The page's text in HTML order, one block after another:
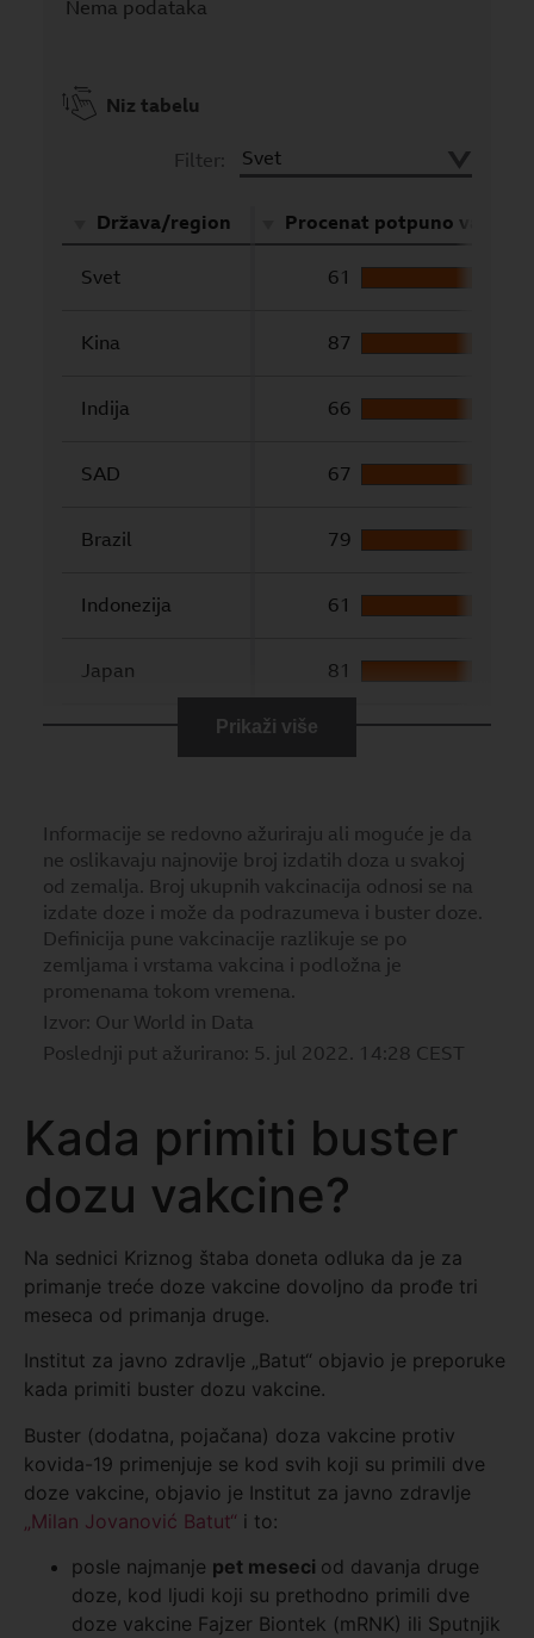
Kada primiti buster
dozu vakcine?
Na sednici Kriznog štaba doneta odluka da je za
primanje treće doze vakcine dovoljno da prođe tri
meseca od primanja druge.
Institut za javno zdravlje „Batut“ objavio je preporuke
kada primiti buster dozu vakcine.
Buster (dodatna, pojačana) doza vakcine protiv
kovida-19 primenjuje se kod svih koji su primili dve
doze vakcine, objavio je Institut za javno zdravlje
„Milan Jovanović Batut“ i to:
posle najmanje pet meseci od davanja druge
doze, kod ljudi koji su prethodno primili dve
doze vakcine Fajzer Biontek (mRNK) ili Sputnjik